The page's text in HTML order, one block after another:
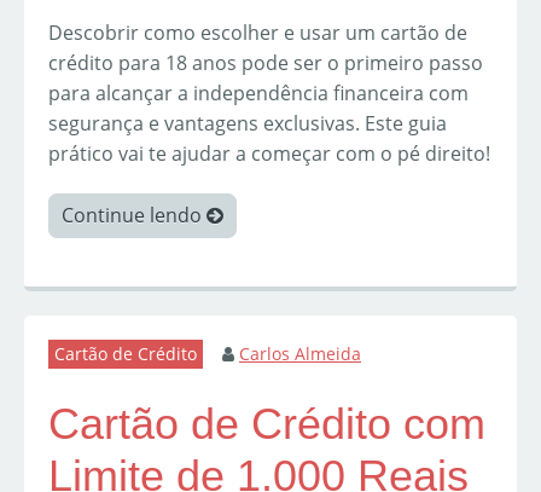
Descobrir como escolher e usar um cartão de
crédito para 18 anos pode ser o primeiro passo
para alcançar a independência financeira com
segurança e vantagens exclusivas. Este guia
prático vai te ajudar a começar com o pé direito!
Continue lendo
Cartão de Crédito Carlos Almeida
Cartão de Crédito com
Limite de 1.000 Reais